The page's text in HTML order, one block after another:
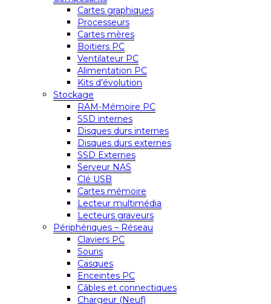
Cartes graphiques
Processeurs
Cartes mères
Boitiers PC
Ventilateur PC
Alimentation PC
Kits d’évolution
Stockage
RAM-Mémoire PC
SSD internes
Disques durs internes
Disques durs externes
SSD Externes
Serveur NAS
Clé USB
Cartes mémoire
Lecteur multimédia
Lecteurs graveurs
Périphériques – Réseau
Claviers PC
Souris
Casques
Enceintes PC
Câbles et connectiques
Chargeur (Neuf)